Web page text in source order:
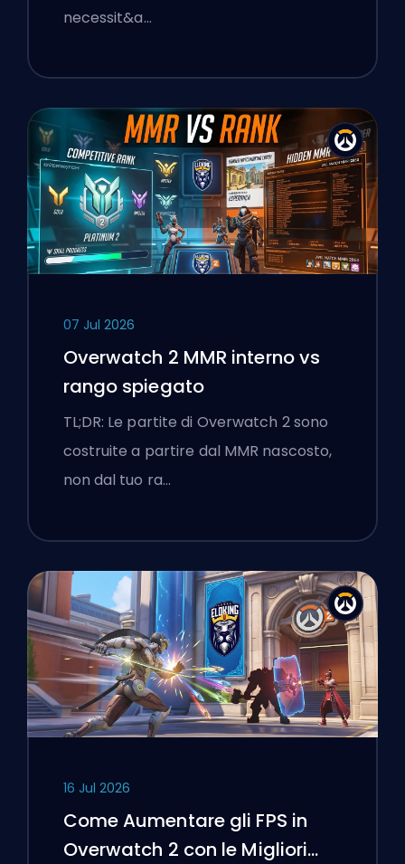
necessit&a…
07 Jul 2026
Overwatch 2 MMR interno vs
rango spiegato
TL;DR: Le partite di Overwatch 2 sono
costruite a partire dal MMR nascosto,
non dal tuo ra…
16 Jul 2026
Come Aumentare gli FPS in
Overwatch 2 con le Migliori